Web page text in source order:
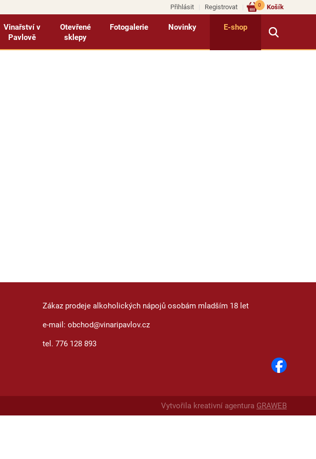
Přihlásit Registrovat Košík
0
Vinařství v
Pavlově
Otevřené
sklepy
Fotogalerie Novinky E-shop
Zákaz prodeje alkoholických nápojů osobám mladším 18 let
e-mail: obchod@vinaripavlov.cz
tel. 776 128 893
Vytvořila kreativní agentura GRAWEB